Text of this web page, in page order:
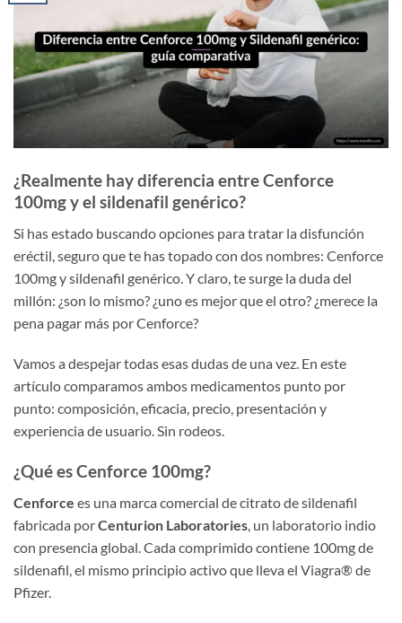
¿Realmente hay diferencia entre Cenforce
100mg y el sildenafil genérico?
Si has estado buscando opciones para tratar la disfunción
eréctil, seguro que te has topado con dos nombres: Cenforce
100mg y sildenafil genérico. Y claro, te surge la duda del
millón: ¿son lo mismo? ¿uno es mejor que el otro? ¿merece la
pena pagar más por Cenforce?
Vamos a despejar todas esas dudas de una vez. En este
artículo comparamos ambos medicamentos punto por
punto: composición, eficacia, precio, presentación y
experiencia de usuario. Sin rodeos.
¿Qué es Cenforce 100mg?
Cenforce es una marca comercial de citrato de sildenafil
fabricada porCenturion Laboratories, un laboratorio indio
con presencia global. Cada comprimido contiene 100mg de
sildenafil, el mismo principio activo que lleva el Viagra® de
Pfizer.